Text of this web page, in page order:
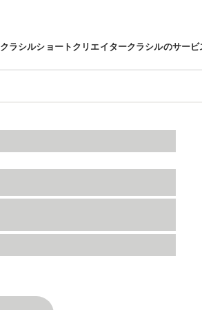
クラシルショートクリエイタークラシルのサービ